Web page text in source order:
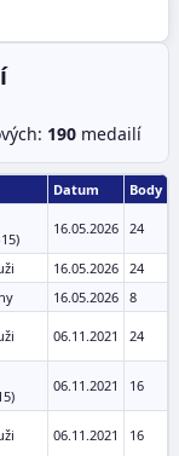
190 medailí
Datum Body
16.05.2026 24
16.05.2026 24
16.05.2026 8
06.11.2021 24
06.11.2021 16
06.11.2021 16